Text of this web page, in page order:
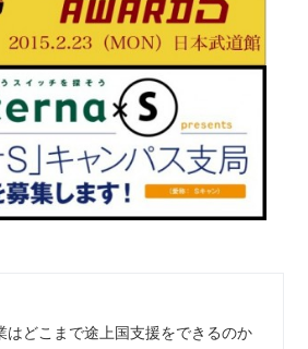
はどこまで途上国支援をできるのか